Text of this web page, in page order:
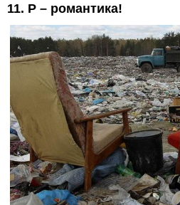
11. Р – романтика!